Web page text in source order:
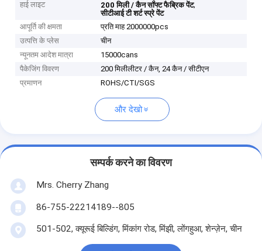
हाई लाइट
200 मिली / कैन सॉफ्ट फैब्रिक पेंट,
सीटीआई टी शर्ट स्प्रे पेंट
आपूर्ति की क्षमता
प्रति माह 2000000pcs
उत्पत्ति के प्लेस
चीन
न्यूनतम आदेश मात्रा
15000cans
पैकेजिंग विवरण
200 मिलीलीटर / कैन, 24 कैन / सीटीएन
प्रमाणन
ROHS/CTI/SGS
और देखो
सम्पर्क करने का विवरण
Mrs. Cherry Zhang
86-755-22214189--805
501-502, क्यूरूई बिल्डिंग, मिंकांग रोड, मिंझी, लोंगहुआ, शेन्ज़ेन, चीन